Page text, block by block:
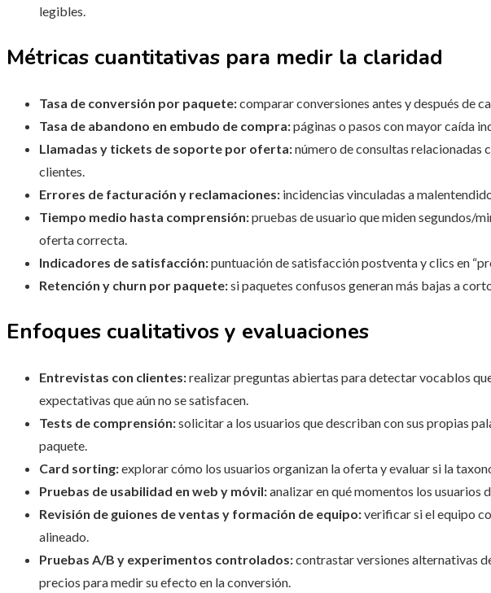
legibles.
Métricas cuantitativas para medir la claridad
Tasa de conversión por paquete:comparar conversiones antes y después de
Tasa de abandono en embudo de compra:páginas o pasos con mayor caída
Llamadas y tickets de soporte por oferta:número de consultas relacionadas
clientes.
Errores de facturación y reclamaciones: incidencias vinculadas a
Tiempo medio hasta comprensión:pruebas de usuario que miden segundos/
oferta correcta.
Indicadores de satisfacción:puntuación de satisfacción postventa y clics en
Retención y churn por paquete:si paquetes confusos generan más bajas a
Enfoques cualitativos y evaluaciones
Entrevistas con clientes:realizar preguntas abiertas para detectar vocablos
expectativas que aún no se satisfacen.
Tests de comprensión:solicitar a los usuarios que describan con sus propias
paquete.
Card sorting:explorar cómo los usuarios organizan la oferta y evaluar si la
Pruebas de usabilidad en web y móvil:analizar en qué momentos los usuarios
Revisión de guiones de ventas y formación de equipo:verificar si el equipo
alineado.
Pruebas A/B y experimentos controlados:contrastar versiones alternativas
precios para medir su efecto en la conversión.